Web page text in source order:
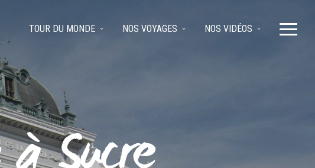
TOUR DU MONDE NOS VOYAGES NOS VIDÉOS